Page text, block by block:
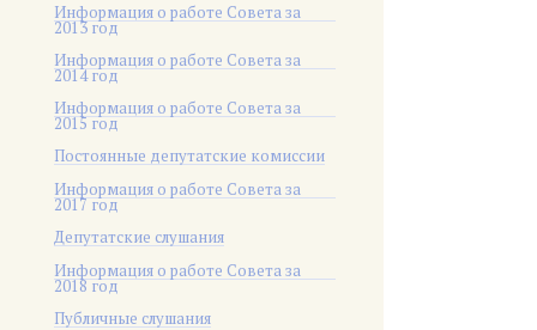
Информация о работе Совета за
2013 год
Информация о работе Совета за
2014 год
Информация о работе Совета за
2015 год
Постоянные депутатские комиссии
Информация о работе Совета за
2017 год
Депутатские слушания
Информация о работе Совета за
2018 год
Публичные слушания